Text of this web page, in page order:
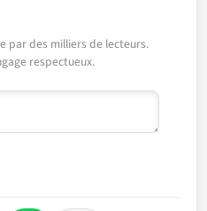
par des milliers de lecteurs.
respectueux.